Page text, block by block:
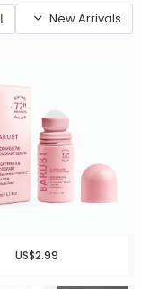
New Arrivals
US$2.99